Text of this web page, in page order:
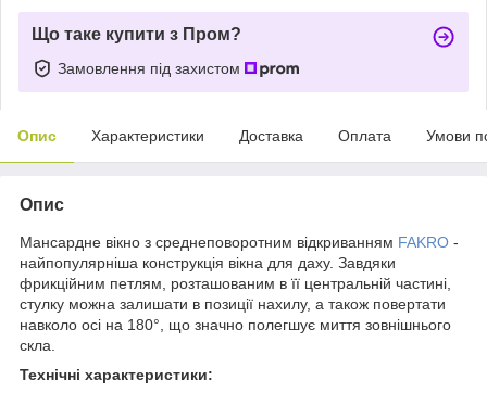
Що таке купити з Пром?
Замовлення під захистом
Опис Характеристики Доставка Оплата Умови
Опис
Мансардне вікно з среднеповоротним відкриванням FAKRO -
найпопулярніша конструкція вікна для даху. Завдяки
фрикційним петлям, розташованим в її центральній частині,
стулку можна залишати в позиції нахилу, а також повертати
навколо осі на 180°, що значно полегшує миття зовнішнього
скла.
Технічні характеристики: